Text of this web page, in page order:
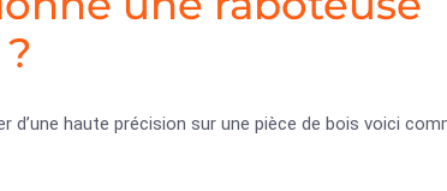
d’une haute précision sur une pièce de bois voici